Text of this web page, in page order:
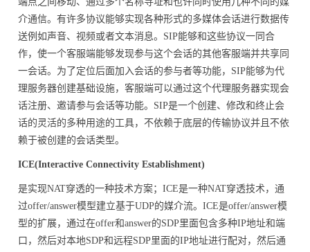
介通信。有许多协议能够实现各种形式的多媒体会话进行数据传
送例如声音、视频或者文本消息。SIP能够和这些协议一同合
作，使一个客服端能够发现参与这个会话的其他客服端并共享同
一会话。为了定位后面加入会话的参与者等功能，SIP能够为代
理服务器创建基础设施，客服端可以通过这个代理服务器实现会
话注册、邀请参与会话等功能。SIP是一个创建、修改和终止会
话的灵活的多种用途的工具，不依赖于底层的传输协议并且不依
赖于被创建的会话类型。
ICE(Interactive Connectivity Establishment)
是实现NAT穿透的一种技术方案；ICE是一种NAT穿透技术，通
过offer/answer模型建立基于UDP的媒介流。ICE是offer/answer模
型的扩展，通过在offer和answer的SDP里面包含多种IP地址和端
口，然后对本地SDP和远程SDP里面的IP地址进行配对，然后通